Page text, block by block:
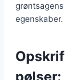
egenskaber.
pølser: